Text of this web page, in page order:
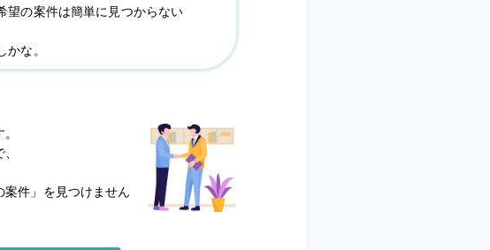
望の案件は簡単に見つからない
な。
案件」を見つけません